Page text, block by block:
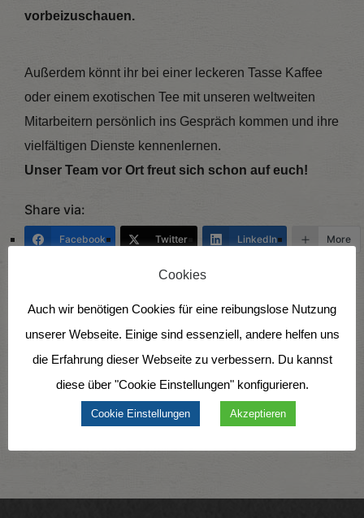
vorbeizuschauen.
Außerdem könnt ihr bei einer leckeren Tasse Kaffee
oder einem exotischen Tee mit unseren weltweiten
Mitarbeitern persönlich ins Gespräch kommen und ihre
vielfältigen Dienste kennenlernen.
Unser Team vor Ort freut sich schon auf euch!
Share via:
Facebook Twitter LinkedIn More
Cookies
Auch wir benötigen Cookies für eine reibungslose Nutzung
unserer Webseite. Einige sind essenziell, andere helfen uns
die Erfahrung dieser Webseite zu verbessern. Du kannst
diese über "Cookie Einstellungen" konfigurieren.
Cookie Einstellungen Akzeptieren